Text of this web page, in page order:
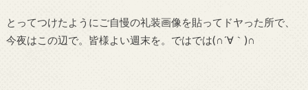
とってつけたようにご自慢の礼装画像を貼ってドヤった所で、
今夜はこの辺で。皆様よい週末を。ではでは(∩´∀｀)∩